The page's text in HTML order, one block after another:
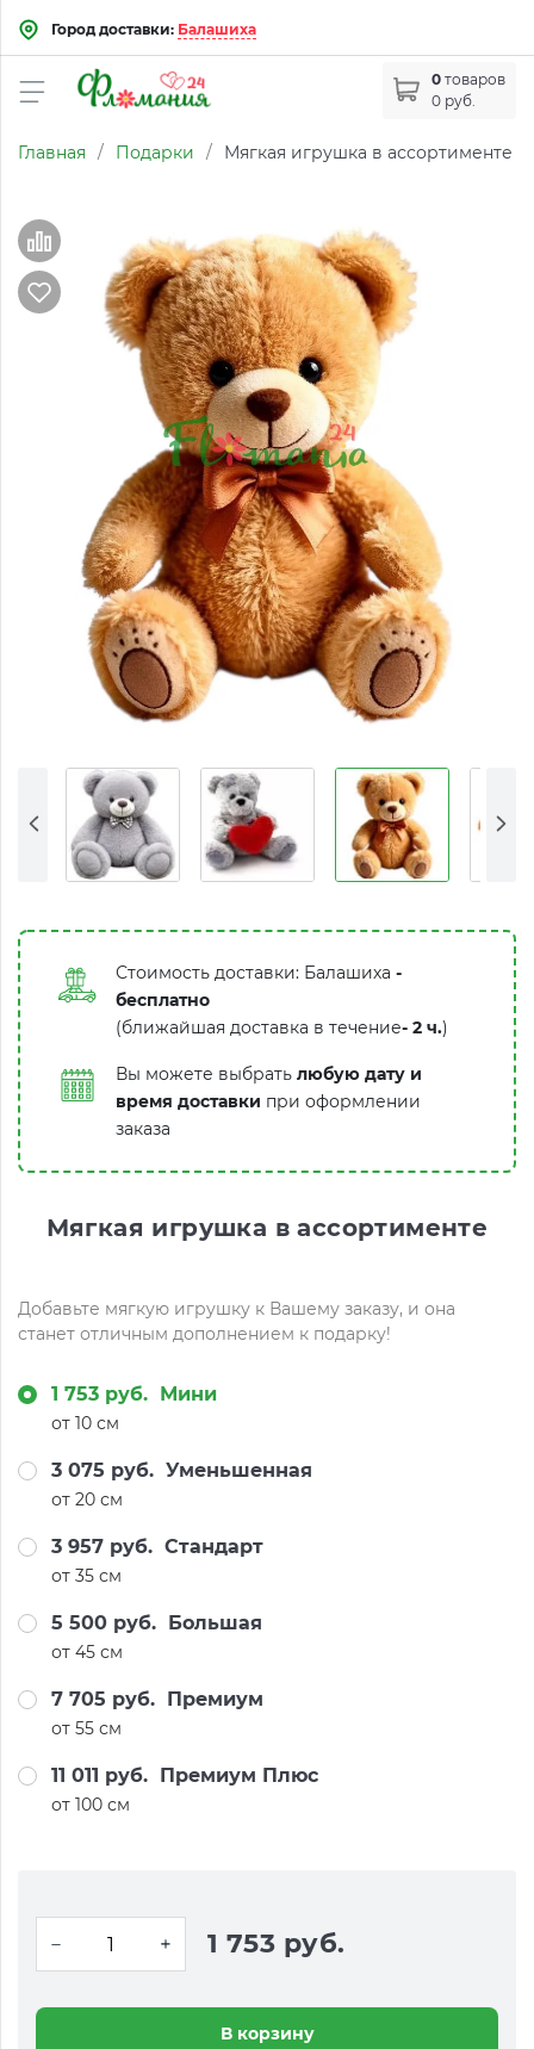
Город доставки: Балашиха
0 товаров
0 руб.
Главная / Подарки / Мягкая игрушка в ассортименте
Стоимость доставки: Балашиха -
бесплатно
(ближайшая доставка в течение- 2 ч.)
Вы можете выбрать любую дату и
время доставки при оформлении
заказа
Мягкая игрушка в ассортименте
Добавьте мягкую игрушку к Вашему заказу, и она
станет отличным дополнением к подарку!
1 753 руб. Мини
от 10 см
3 075 руб. Уменьшенная
от 20 см
3 957 руб. Стандарт
от 35 см
5 500 руб. Большая
от 45 см
7 705 руб. Премиум
от 55 см
11 011 руб. Премиум Плюс
от 100 см
1 753 руб.
В корзину